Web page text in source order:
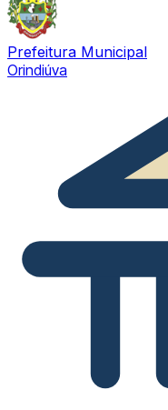
Prefeitura Municipal
Orindiúva